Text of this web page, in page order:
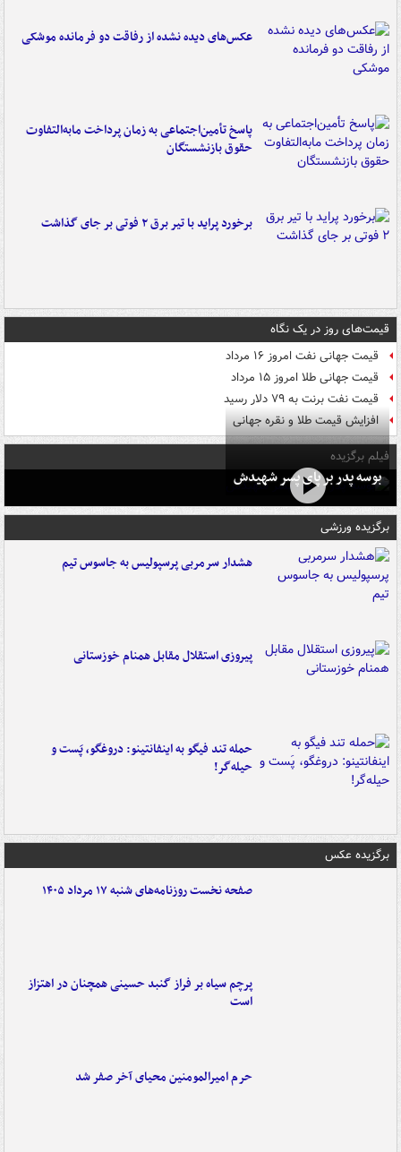
عکس‌های دیده نشده از رفاقت دو فرمانده‌ موشکی
پاسخ تأمین‌اجتماعی به زمان پرداخت مابه‌التفاوت
حقوق بازنشستگان
برخورد پراید با تیر برق ۲ فوتی بر جای گذاشت
قیمت‌های روز در یک نگاه
قیمت جهانی نفت امروز ۱۶ مرداد
قیمت جهانی طلا امروز ۱۵ مرداد
قیمت نفت برنت به ۷۹ دلار رسید
افزایش قیمت طلا و نقره جهانی
فیلم برگزیده
بوسه‌ پدر بر پای پسر شهیدش
برگزیده ورزشی
هشدار سرمربی پرسپولیس به جاسوس تیم
پیروزی استقلال مقابل همنام خوزستانی
حمله تند فیگو به اینفانتینو: دروغگو، پَست‌ و
حیله‌گر!
برگزیده عکس
صفحه نخست روزنامه‌های شنبه ۱۷ مرداد ۱۴۰۵
پرچم سیاه بر فراز گنبد حسینی همچنان در اهتزاز
است
حرم امیرالمومنین محیای آخر صفر شد